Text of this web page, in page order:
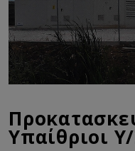
Υπαίθριοι